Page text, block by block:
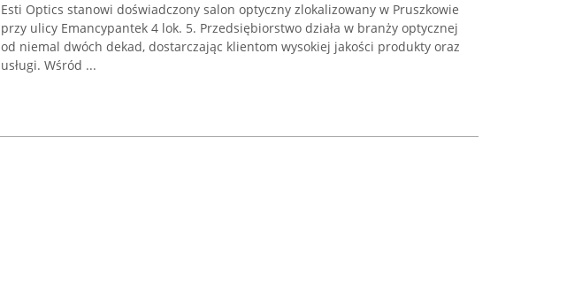
Esti Optics stanowi doświadczony salon optyczny zlokalizowany w Pruszkowie
przy ulicy Emancypantek 4 lok. 5. Przedsiębiorstwo działa w branży optycznej
od niemal dwóch dekad, dostarczając klientom wysokiej jakości produkty oraz
usługi. Wśród ...